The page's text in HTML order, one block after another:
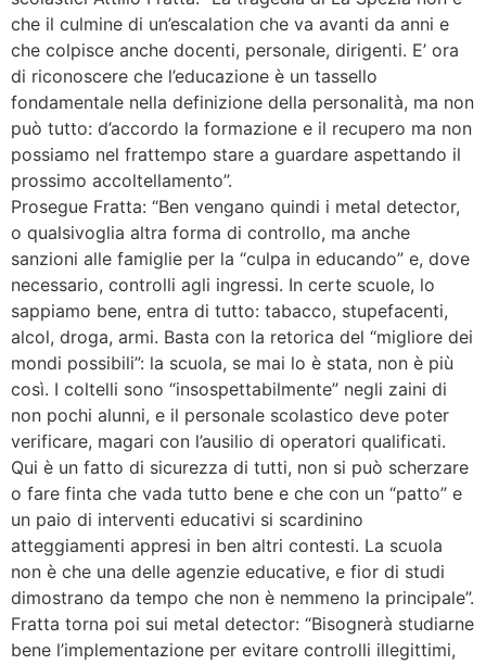
che il culmine di un’escalation che va avanti da anni e
che colpisce anche docenti, personale, dirigenti. E’ ora
di riconoscere che l’educazione è un tassello
fondamentale nella definizione della personalità, ma non
può tutto: d’accordo la formazione e il recupero ma non
possiamo nel frattempo stare a guardare aspettando il
prossimo accoltellamento”.
Prosegue Fratta: “Ben vengano quindi i metal detector,
o qualsivoglia altra forma di controllo, ma anche
sanzioni alle famiglie per la “culpa in educando” e, dove
necessario, controlli agli ingressi. In certe scuole, lo
sappiamo bene, entra di tutto: tabacco, stupefacenti,
alcol, droga, armi. Basta con la retorica del “migliore dei
mondi possibili”: la scuola, se mai lo è stata, non è più
così. I coltelli sono “insospettabilmente” negli zaini di
non pochi alunni, e il personale scolastico deve poter
verificare, magari con l’ausilio di operatori qualificati.
Qui è un fatto di sicurezza di tutti, non si può scherzare
o fare finta che vada tutto bene e che con un “patto” e
un paio di interventi educativi si scardinino
atteggiamenti appresi in ben altri contesti. La scuola
non è che una delle agenzie educative, e fior di studi
dimostrano da tempo che non è nemmeno la principale”.
Fratta torna poi sui metal detector: “Bisognerà studiarne
bene l’implementazione per evitare controlli illegittimi,